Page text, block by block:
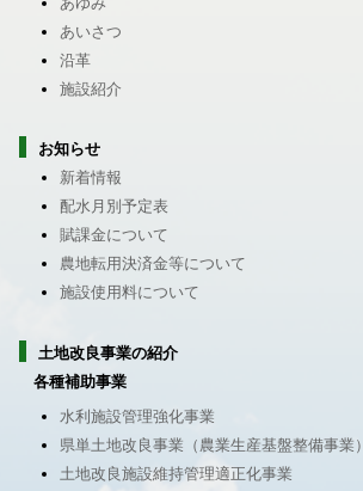
あいさつ
沿革
施設紹介
お知らせ
新着情報
配水月別予定表
賦課金について
農地転用決済金等について
施設使用料について
土地改良事業の紹介
各種補助事業
水利施設管理強化事業
県単土地改良事業（農業生産基盤整備事業）
土地改良施設維持管理適正化事業